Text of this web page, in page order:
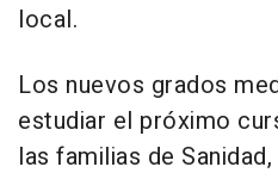
local.
Los nuevos grados
estudiar el próximo
las familias de